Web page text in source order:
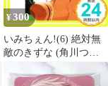
¥300
いみちぇん!(6) 絶対無
敵のきずな (角川つば
さ文庫) [新書] [Jul 15,
2016] あさば みゆき; 市